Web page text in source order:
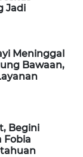
Jadi
Meninggal
Bawaan,
Begini
Fobia